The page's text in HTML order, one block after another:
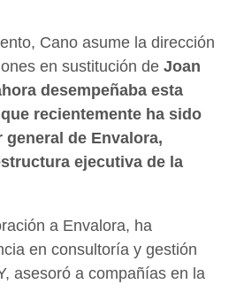
Cano asume la dirección
en sustitución de Joan
desempeñaba esta
recientemente ha sido
de Envalora,
ejecutiva de la
a Envalora, ha
en consultoría y gestión
asesoró a compañías en la